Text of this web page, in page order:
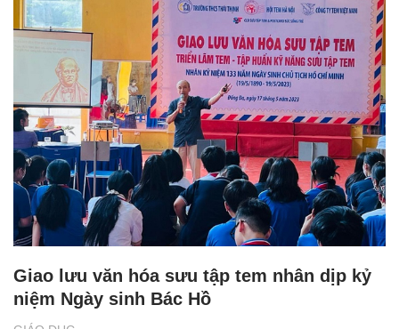
Giao lưu văn hóa sưu tập tem nhân dịp kỷ
niệm Ngày sinh Bác Hồ